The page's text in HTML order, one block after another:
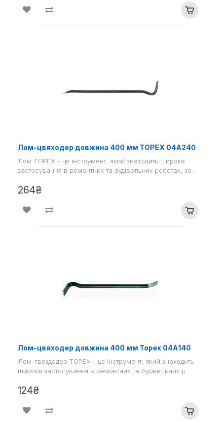
Лом-цвяходер довжина 400 мм TOPEX 04A240
Лом TOPEX - це інструмент, який знаходить широке
застосування в ремонтних та будівельних роботах, зо..
264₴
Лом-цвяходер довжина 400 мм Topex 04А140
Лом-гвоздодер TOPEX - це інструмент, який знаходить
широке застосування в ремонтних та будівельних р..
124₴